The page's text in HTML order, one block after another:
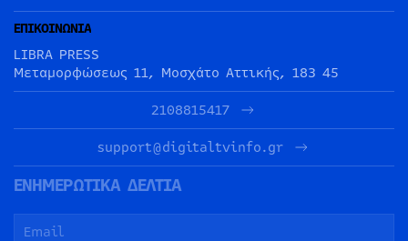
ΕΠΙΚΟΙΝΩΝΙΑ
LIBRA PRESS
Μεταμορφώσεως 11, Μοσχάτο Αττικής, 183 45
2108815417
support@digitaltvinfo.gr
ΕΝΗΜΕΡΩΤΙΚΑ ΔΕΛΤΙΑ